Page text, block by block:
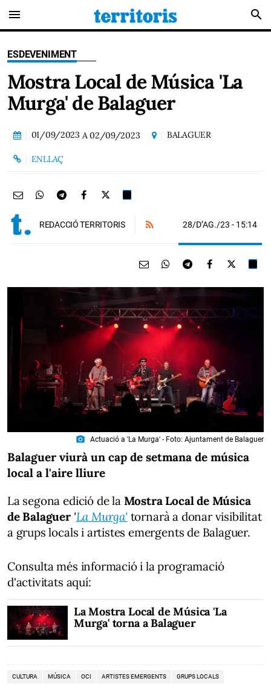
menu search
ESDEVENIMENT
Mostra Local de Música 'La
Murga' de Balaguer
01/09/2023 A02/09/2023 BALAGUER
ENLLAÇ
REDACCIÓ TERRITORIS 28/D’AG./23 - 15:14
photo_camera Actuació a 'La Murga' - Foto: Ajuntament de Balaguer
Balaguer viurà un cap de setmana de música
local a l'aire lliure
La segona edició de la Mostra Local de Música
de Balaguer 'La Murga'tornarà a donar visibilitat
a grups locals i artistes emergents de Balaguer.
Consulta més informació i la programació
d'activitats aquí:
La Mostra Local de Música 'La
Murga' torna a Balaguer
CULTURA MÚSICA OCI ARTISTES EMERGENTS GRUPS LOCALS